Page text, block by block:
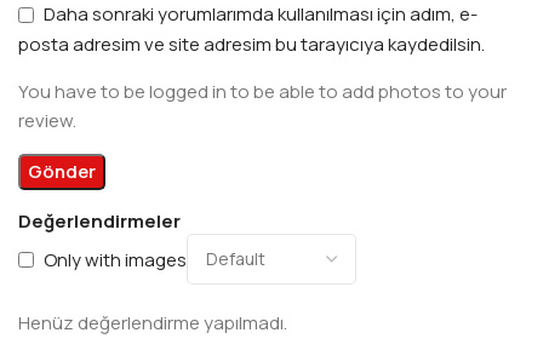
Değerlendirmeler
Only with images
Henüz değerlendirme yapılmadı.
Daha sonraki yorumlarımda kullanılması için adım, e-
posta adresim ve site adresim bu tarayıcıya kaydedilsin.
You have to be logged in to be able to add photos to your
review.